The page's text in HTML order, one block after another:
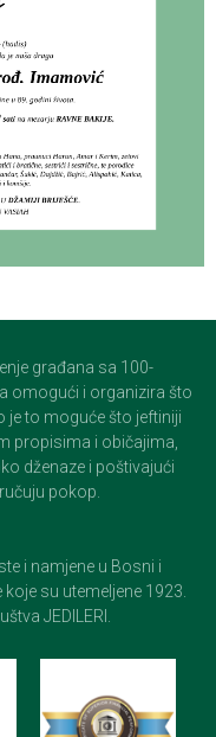
građana sa 100-
omogući i organizira što
je to moguće što jeftiniji
propisima i običajima,
dženaze i poštivajući
pokop.
i namjene u Bosni i
su utemeljene 1923.
JEDILERI.